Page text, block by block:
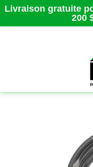
Livraison gratuite
200